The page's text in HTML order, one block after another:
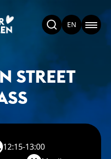
EN
STREET
12:15-13:00